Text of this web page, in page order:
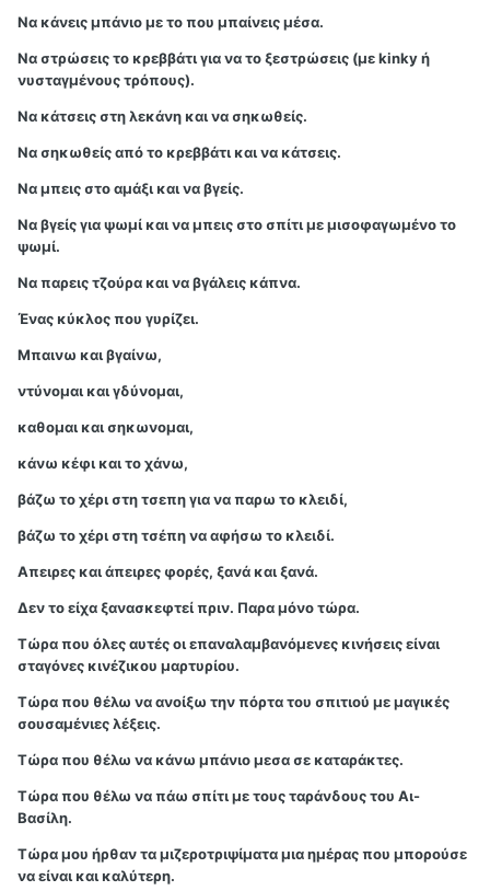
Να κάνεις μπάνιο με το που μπαίνεις μέσα.
Να στρώσεις το κρεββάτι για να το ξεστρώσεις (με kinky ή
νυσταγμένους τρόπους).
Να κάτσεις στη λεκάνη και να σηκωθείς.
Να σηκωθείς από το κρεββάτι και να κάτσεις.
Να μπεις στο αμάξι και να βγείς.
Να βγείς για ψωμί και να μπεις στο σπίτι με μισοφαγωμένο το
ψωμί.
Να παρεις τζούρα και να βγάλεις κάπνα.
Ένας κύκλος που γυρίζει.
Μπαινω και βγαίνω,
ντύνομαι και γδύνομαι,
καθομαι και σηκωνομαι,
κάνω κέφι και το χάνω,
βάζω το χέρι στη τσεπη για να παρω το κλειδί,
βάζω το χέρι στη τσέπη να αφήσω το κλειδί.
Απειρες και άπειρες φορές, ξανά και ξανά.
Δεν το είχα ξανασκεφτεί πριν. Παρα μόνο τώρα.
Τώρα που όλες αυτές οι επαναλαμβανόμενες κινήσεις είναι
σταγόνες κινέζικου μαρτυρίου.
Τώρα που θέλω να ανοίξω την πόρτα του σπιτιού με μαγικές
σουσαμένιες λέξεις.
Τώρα που θέλω να κάνω μπάνιο μεσα σε καταράκτες.
Τώρα που θέλω να πάω σπίτι με τους ταράνδους του Αι-
Βασίλη.
Τώρα μου ήρθαν τα μιζεροτριψίματα μια ημέρας που μπορούσε
να είναι και καλύτερη.